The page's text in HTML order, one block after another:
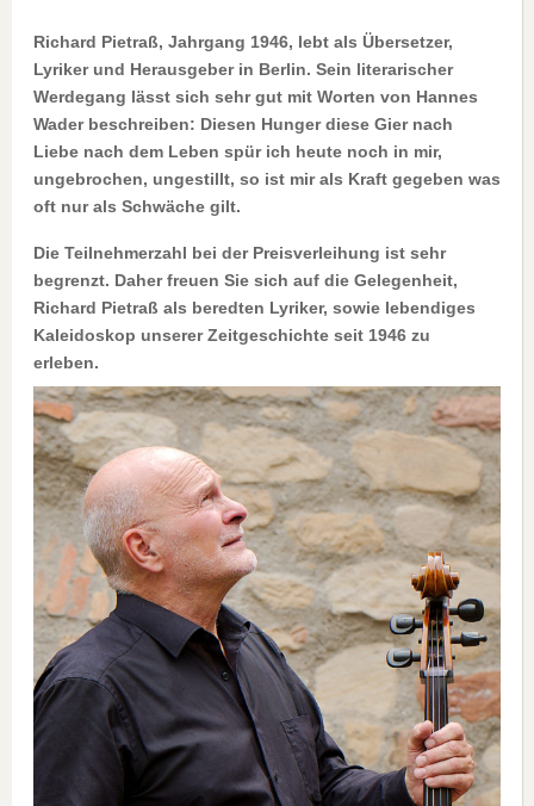
Richard Pietraß, Jahrgang 1946, lebt als Übersetzer,
Lyriker und Herausgeber in Berlin. Sein literarischer
Werdegang lässt sich sehr gut mit Worten von Hannes
Wader beschreiben: Diesen Hunger diese Gier nach
Liebe nach dem Leben spür ich heute noch in mir,
ungebrochen, ungestillt, so ist mir als Kraft gegeben was
oft nur als Schwäche gilt.
Die Teilnehmerzahl bei der Preisverleihung ist sehr
begrenzt. Daher freuen Sie sich auf die Gelegenheit,
Richard Pietraß als beredten Lyriker, sowie lebendiges
Kaleidoskop unserer Zeitgeschichte seit 1946 zu
erleben.